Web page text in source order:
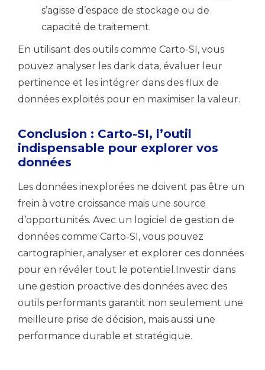
s’agisse d’espace de stockage ou de
capacité de traitement.
En utilisant des outils comme Carto-SI, vous
pouvez analyser les dark data, évaluer leur
pertinence et les intégrer dans des flux de
données exploités pour en maximiser la valeur.
Conclusion : Carto-SI, l’outil
indispensable pour explorer vos
données
Les données inexplorées ne doivent pas être un
frein à votre croissance mais une source
d’opportunités. Avec un logiciel de gestion de
données comme Carto-SI, vous pouvez
cartographier, analyser et explorer ces données
pour en révéler tout le potentiel.Investir dans
une gestion proactive des données avec des
outils performants garantit non seulement une
meilleure prise de décision, mais aussi une
performance durable et stratégique.